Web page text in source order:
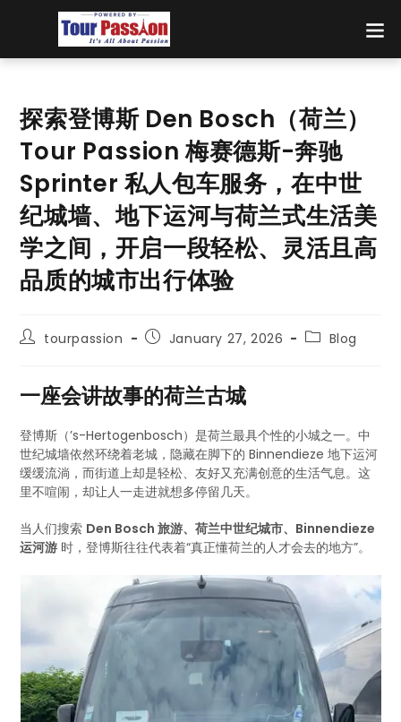
探索登博斯 Den Bosch（荷兰）
Tour Passion 梅赛德斯-奔驰
Sprinter 私人包车服务，在中世
纪城墙、地下运河与荷兰式生活美
学之间，开启一段轻松、灵活且高
品质的城市出行体验
tourpassion January 27, 2026 Blog
一座会讲故事的荷兰古城
登博斯（’s-Hertogenbosch）是荷兰最具个性的小城之一。中
世纪城墙依然环绕着老城，隐藏在脚下的 Binnendieze 地下运河
缓缓流淌，而街道上却是轻松、友好又充满创意的生活气息。这
里不喧闹，却让人一走进就想多停留几天。
当人们搜索 Den Bosch 旅游、荷兰中世纪城市、Binnendieze
运河游 时，登博斯往往代表着“真正懂荷兰的人才会去的地方”。